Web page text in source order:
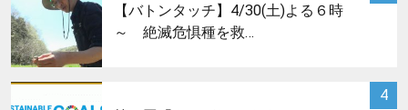
【バトンタッチ】4/30(土)よる６時
～ 絶滅危惧種を救…
4
サムネイル